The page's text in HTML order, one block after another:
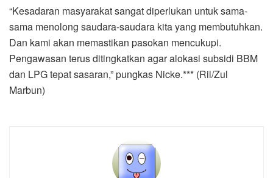
“Kesadaran masyarakat sangat diperlukan untuk sama-
sama menolong saudara-saudara kita yang membutuhkan.
Dan kami akan memastikan pasokan mencukupi.
Pengawasan terus ditingkatkan agar alokasi subsidi BBM
dan LPG tepat sasaran,” pungkas Nicke.*** (Ril/Zul
Marbun)